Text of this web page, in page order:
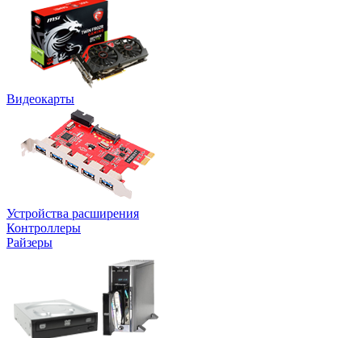
Видеокарты
Устройства расширения
Контроллеры
Райзеры